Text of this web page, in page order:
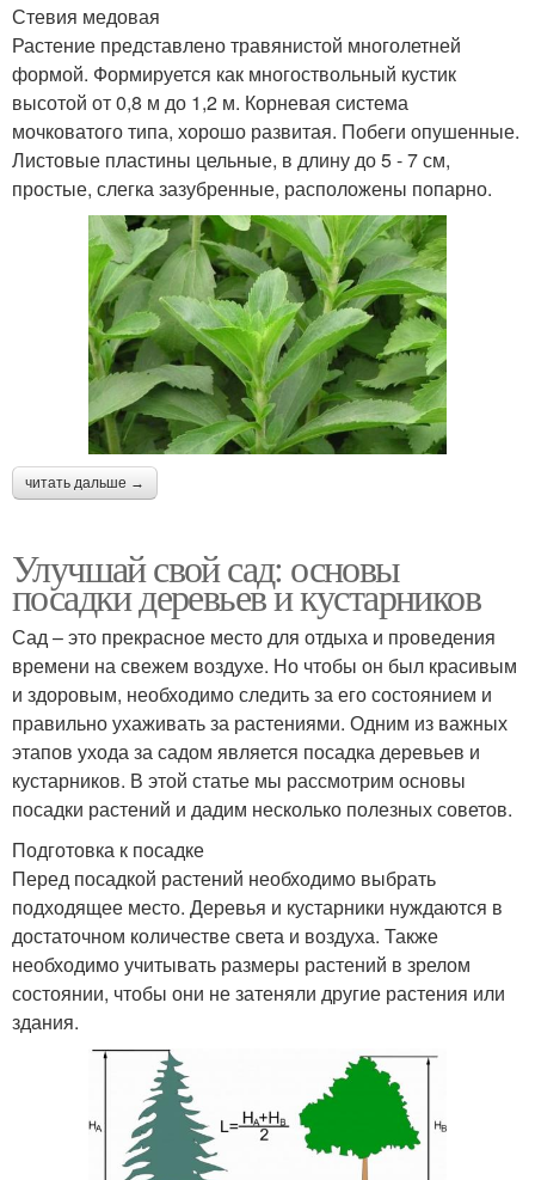
Стевия медовая
Растение представлено травянистой многолетней
формой. Формируется как многоствольный кустик
высотой от 0,8 м до 1,2 м. Корневая система
мочковатого типа, хорошо развитая. Побеги опушенные.
Листовые пластины цельные, в длину до 5 - 7 см,
простые, слегка зазубренные, расположены попарно.
читать дальше →
Улучшай свой сад: основы
посадки деревьев и кустарников
Сад – это прекрасное место для отдыха и проведения
времени на свежем воздухе. Но чтобы он был красивым
и здоровым, необходимо следить за его состоянием и
правильно ухаживать за растениями. Одним из важных
этапов ухода за садом является посадка деревьев и
кустарников. В этой статье мы рассмотрим основы
посадки растений и дадим несколько полезных советов.
Подготовка к посадке
Перед посадкой растений необходимо выбрать
подходящее место. Деревья и кустарники нуждаются в
достаточном количестве света и воздуха. Также
необходимо учитывать размеры растений в зрелом
состоянии, чтобы они не затеняли другие растения или
здания.